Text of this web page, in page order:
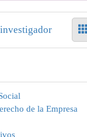
de la Empresa